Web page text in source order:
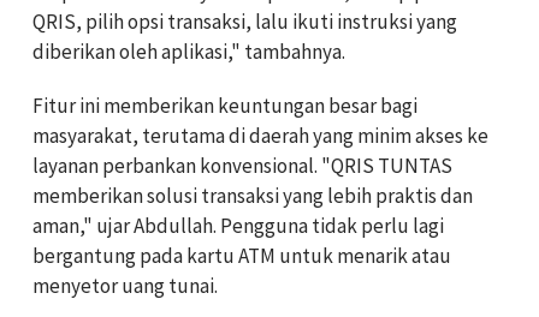
QRIS, pilih opsi transaksi, lalu ikuti instruksi yang
diberikan oleh aplikasi," tambahnya.
Fitur ini memberikan keuntungan besar bagi
masyarakat, terutama di daerah yang minim akses ke
layanan perbankan konvensional. "QRIS TUNTAS
memberikan solusi transaksi yang lebih praktis dan
aman," ujar Abdullah. Pengguna tidak perlu lagi
bergantung pada kartu ATM untuk menarik atau
menyetor uang tunai.